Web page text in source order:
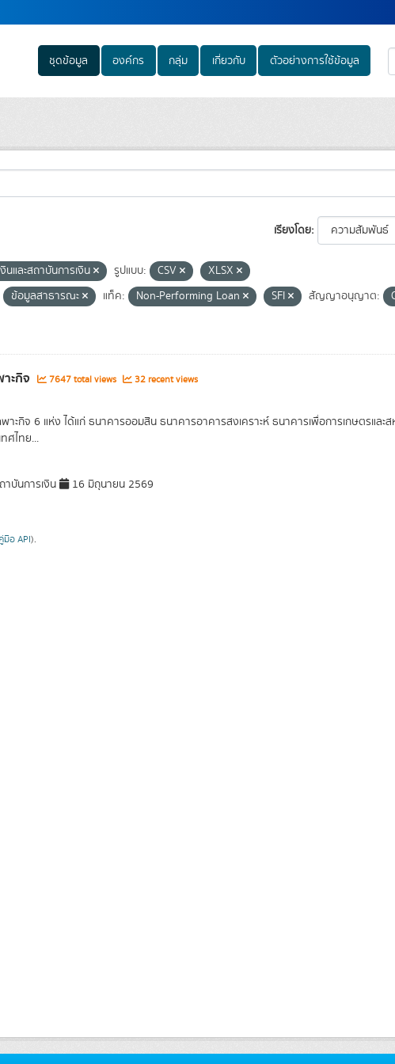
ชุดข้อมูล องค์กร กลุ่ม เกี่ยวกับ ตัวอย่างการใช้ข้อมูล
เรียงโดย
นและสถาบันการเงิน รูปแบบ: CSV
XLSX
ข้อมูลสาธารณะ แท็ค: Non-Performing Loan SFI สัญญาอนุญาต:
ะกิจ 7647 total views 32 recent views
าะกิจ 6 แห่ง ได้แก่ ธนาคารออมสิน ธนาคารอาคารสงเคราะห์ ธนาคารเพื่อการเกษตรแล
ศไทย...
าบันการเงิน 16 มิถุนายน 2569
คู่มือ API).